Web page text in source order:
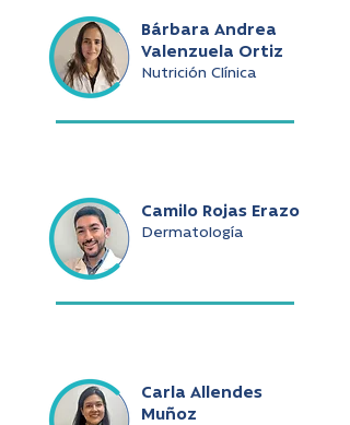
Bárbara Andrea
Valenzuela Ortiz
Nutrición Clínica
Camilo Rojas Erazo
Dermatología
Carla Allendes
Muñoz